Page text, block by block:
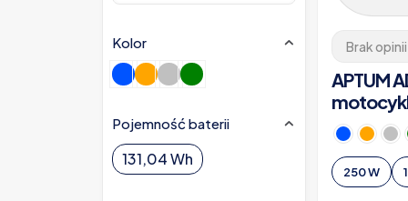
Kolor
Pojemność baterii
131,04 Wh
Brak opinii
APTUM
250 W